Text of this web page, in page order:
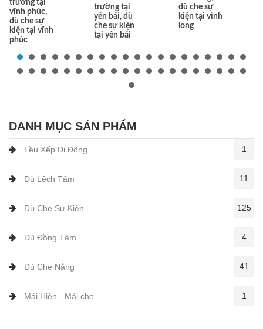
trường tại
vĩnh phúc,
dù che sự
kiện tại vĩnh
phúc
trường tại
yên bái, dù
che sự kiện
tại yên bái
dù che sự
kiện tại vĩnh
long
DANH MỤC SẢN PHẨM
Lều Xếp Di Đông 1
Dù Lêch Tâm 11
Dù Che Sự Kiện 125
Dù Đồng Tâm 4
Dù Che Nắng 41
Mái Hiên - Mái che 1